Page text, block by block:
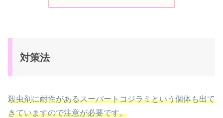
対策法
殺虫剤に耐性があるスーパートコジラミという個体も出て
きていますので注意が必要です。